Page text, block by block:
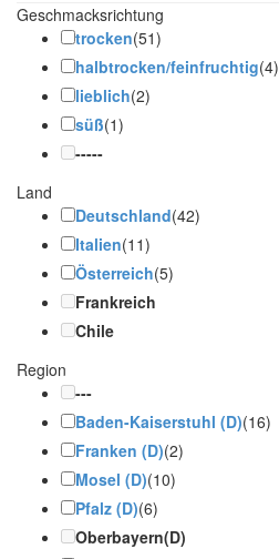
Geschmacksrichtung
trocken(51)
halbtrocken/feinfruchtig(4)
lieblich(2)
süß(1)
-----
Land
Deutschland(42)
Italien(11)
Österreich(5)
Frankreich
Chile
Region
---
Baden-Kaiserstuhl (D)(16)
Franken (D)(2)
Mosel (D)(10)
Pfalz (D)(6)
Oberbayern(D)